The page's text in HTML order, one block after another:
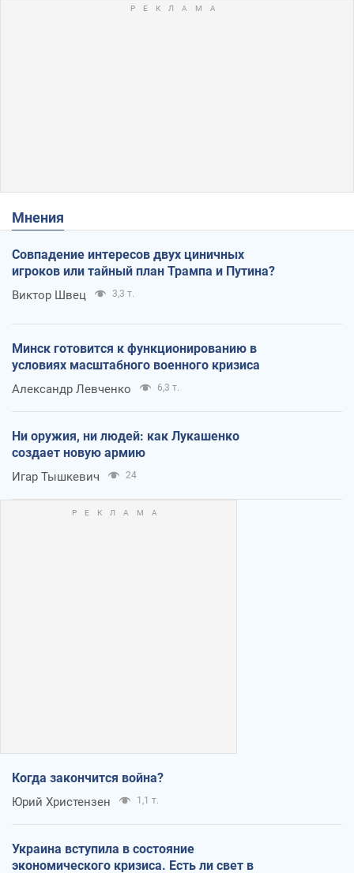
Мнения
Совпадение интересов двух циничных
игроков или тайный план Трампа и Путина?
Виктор Швец 3,3 т.
Минск готовится к функционированию в
условиях масштабного военного кризиса
Александр Левченко 6,3 т.
Ни оружия, ни людей: как Лукашенко
создает новую армию
Игар Тышкевич 24
Когда закончится война?
Юрий Христензен 1,1 т.
Украина вступила в состояние
экономического кризиса. Есть ли свет в